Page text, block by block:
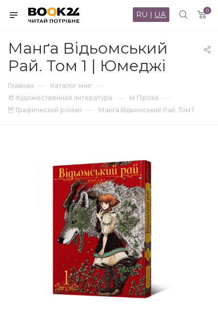
0
RU | UA
Манґа Відьомський
Рай. Том 1 | Юмеджі
Главная — Каталог книг —
📒 Художественная литература — 📜 Проза —
🦉 Графический роман — Манґа Відьомський Рай. Том 1